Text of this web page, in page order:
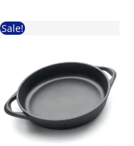
Sale!